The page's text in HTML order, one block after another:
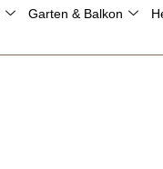
Garten & Balkon